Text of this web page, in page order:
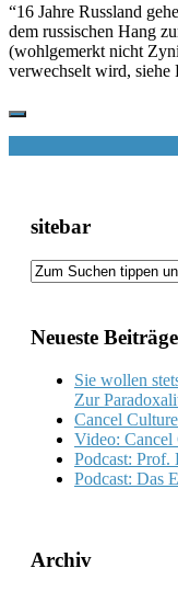
“16 Jahre Russland
dem russischen Hang
(wohlgemerkt nicht
verwechselt wird, siehe
sitebar
Neueste Beiträge
Sie wollen
Zur
Cancel
Video: Cancel
Podcast:
Podcast: Das
Archiv